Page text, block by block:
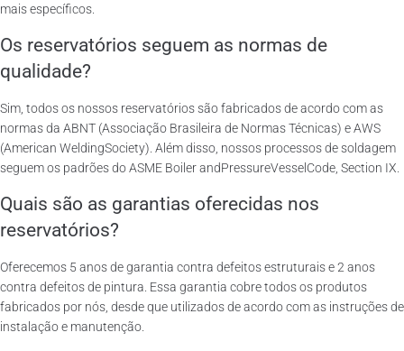
mais específicos.
Os reservatórios seguem as normas de
qualidade?
Sim, todos os nossos reservatórios são fabricados de acordo com as
normas da ABNT (Associação Brasileira de Normas Técnicas) e AWS
(American WeldingSociety). Além disso, nossos processos de soldagem
seguem os padrões do ASME Boiler andPressureVesselCode, Section IX.
Quais são as garantias oferecidas nos
reservatórios?
Oferecemos 5 anos de garantia contra defeitos estruturais e 2 anos
contra defeitos de pintura. Essa garantia cobre todos os produtos
fabricados por nós, desde que utilizados de acordo com as instruções de
instalação e manutenção.